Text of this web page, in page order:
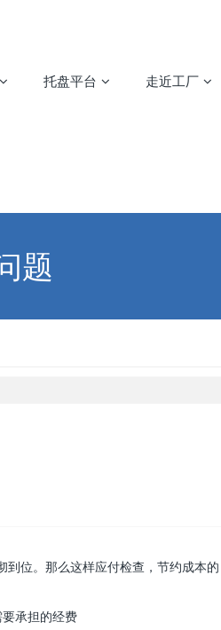
托盘平台 走近工厂
题
位。那么这样应付检查，节约成本的
承担的经费